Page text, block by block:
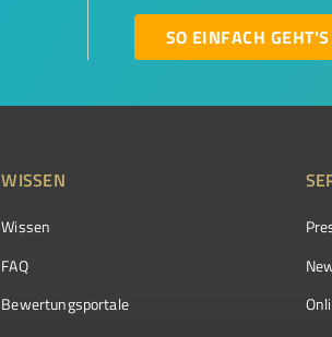
SO EINFACH GEHT'S
WISSEN
Wissen
FAQ
Bewertungsportale